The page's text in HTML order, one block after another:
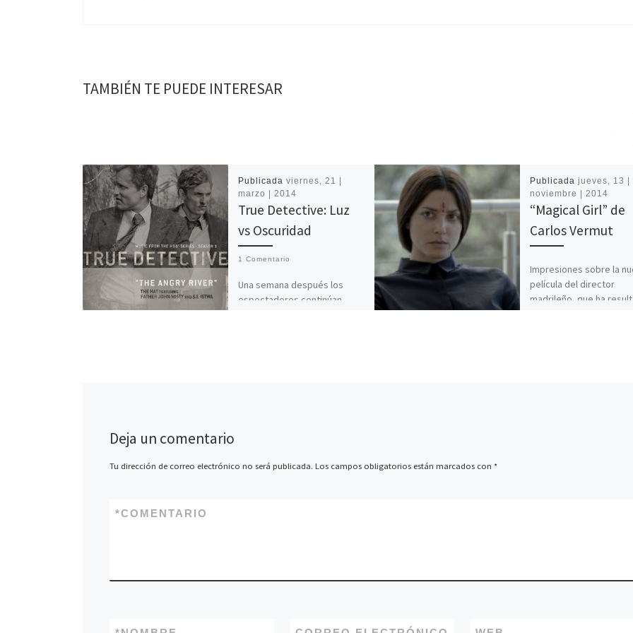
TAMBIÉN TE PUEDE INTERESAR
Publicadaviernes, 21 |
marzo | 2014
True Detective: Luz
vs Oscuridad
1 Comentario
Una semana después los
espectadores continúan
Publicada jueves, 13 |
noviembre | 2014
“Magical Girl” de
Carlos Vermut
Impresiones sobre la
película del director
madrileño, que ha
Deja un comentario
Tu dirección de correo electrónico no será publicada. Los campos obligatorios están marcados con *
COMENTARIO
*